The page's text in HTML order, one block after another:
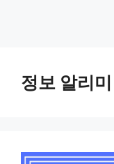
content정보 알리미